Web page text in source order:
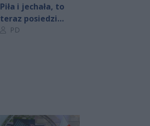
Piła i jechała, to
teraz posiedzi…
Autor artykułu:
PD